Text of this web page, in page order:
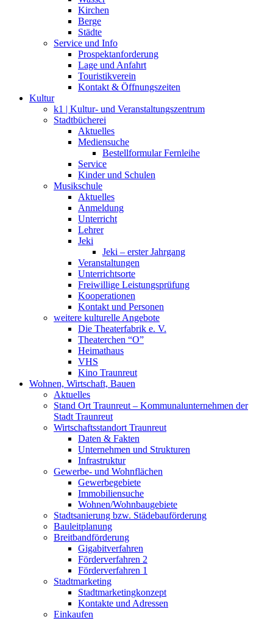
Kirchen
Berge
Städte
Service und Info
Prospektanforderung
Lage und Anfahrt
Touristikverein
Kontakt & Öffnungszeiten
Kultur
k1 | Kultur- und Veranstaltungszentrum
Stadtbücherei
Aktuelles
Mediensuche
Bestellformular Fernleihe
Service
Kinder und Schulen
Musikschule
Aktuelles
Anmeldung
Unterricht
Lehrer
Jeki
Jeki – erster Jahrgang
Veranstaltungen
Unterrichtsorte
Freiwillige Leistungsprüfung
Kooperationen
Kontakt und Personen
weitere kulturelle Angebote
Die Theaterfabrik e. V.
Theaterchen “O”
Heimathaus
VHS
Kino Traunreut
Wohnen, Wirtschaft, Bauen
Aktuelles
Stand Ort Traunreut – Kommunalunternehmen der
Stadt Traunreut
Wirtschaftsstandort Traunreut
Daten & Fakten
Unternehmen und Strukturen
Infrastruktur
Gewerbe- und Wohnflächen
Gewerbegebiete
Immobiliensuche
Wohnen/Wohnbaugebiete
Stadtsanierung bzw. Städebauförderung
Bauleitplanung
Breitbandförderung
Gigabitverfahren
Förderverfahren 2
Förderverfahren 1
Stadtmarketing
Stadtmarketingkonzept
Kontakte und Adressen
Einkaufen